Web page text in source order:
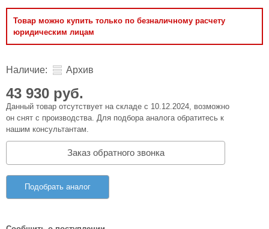
Товар можно купить только по безналичному расчету
юридическим лицам
Наличие: Архив
43 930 руб.
Данный товар отсутствует на складе с 10.12.2024, возможно
он снят с производства. Для подбора аналога обратитесь к
нашим консультантам.
Заказ обратного звонка
Подобрать аналог